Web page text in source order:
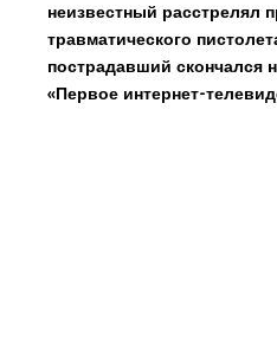
неизвестный расстрелял
травматического
пострадавший скончался
«Первое интернет-